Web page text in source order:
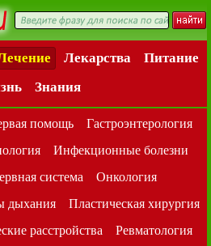
Лекарства
Питание
Знания
помощь
Гастроэнтерология
Инфекционные болезни
система
Онкология
дыхания
Пластическая хирургия
расстройства
Ревматология